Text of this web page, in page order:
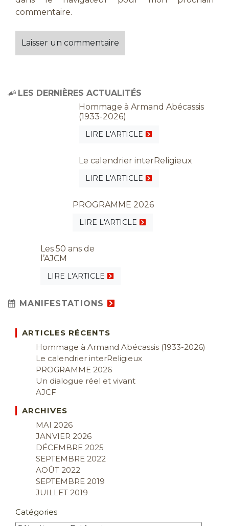
commentaire.
LES DERNIÈRES ACTUALITÉS
Hommage à Armand Abécassis
(1933-2026)
LIRE L'ARTICLE
Le calendrier interReligieux
LIRE L'ARTICLE
PROGRAMME 2026
LIRE L'ARTICLE
Les 50 ans de
l’AJCM
LIRE L'ARTICLE
MANIFESTATIONS
ARTICLES RÉCENTS
Hommage à Armand Abécassis (1933-2026)
Le calendrier interReligieux
PROGRAMME 2026
Un dialogue réel et vivant
AJCF
ARCHIVES
MAI 2026
JANVIER 2026
DÉCEMBRE 2025
SEPTEMBRE 2022
AOÛT 2022
SEPTEMBRE 2019
JUILLET 2019
Catégories